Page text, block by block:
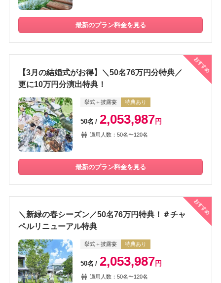
最新のプラン料金を見る
おすすめ
【3月の結婚式がお得】＼50名76万円分特典／
更に10万円分演出特典！
挙式＋披露宴 特典あり
50名 2,053,987円
適用人数：50名〜120名
最新のプラン料金を見る
おすすめ
＼新緑の春シーズン／50名76万円特典！＃チャ
ペルリニューアル特典
挙式＋披露宴 特典あり
50名 2,053,987円
適用人数：50名〜120名